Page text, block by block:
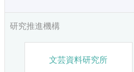
研究推進機構
文芸資料研究所